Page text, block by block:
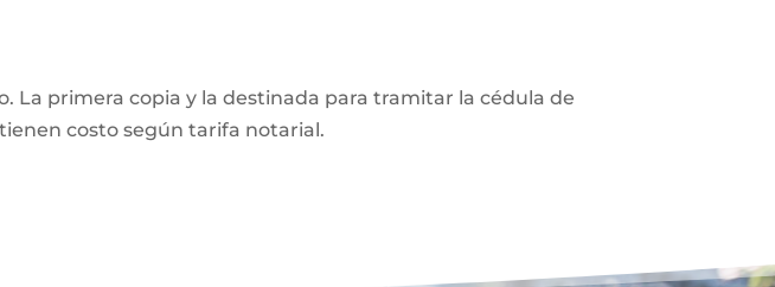
La primera copia y la destinada para tramitar la cédula de
costo según tarifa notarial.